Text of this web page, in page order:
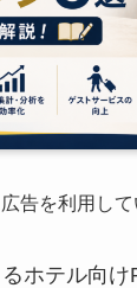
告を利用して
ホテル向